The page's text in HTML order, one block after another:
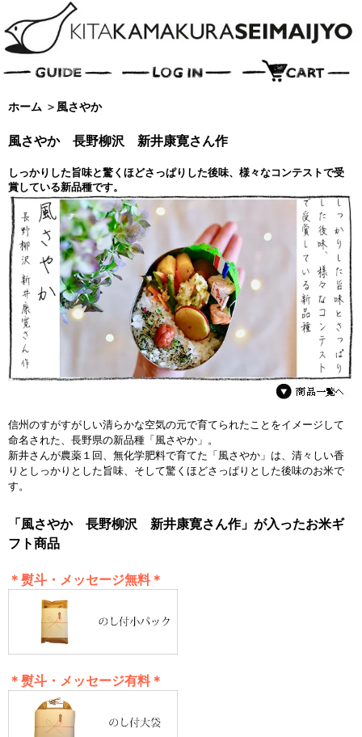
ホーム ＞ 風さやか
風さやか 長野柳沢 新井康寛さん作
しっかりした旨味と驚くほどさっぱりした後味、様々なコンテストで受
賞している新品種です。
信州のすがすがしい清らかな空気の元で育てられたことをイメージして
命名された、長野県の新品種「風さやか」。
新井さんが農薬１回、無化学肥料で育てた「風さやか」は、清々しい香
りとしっかりとした旨味、そして驚くほどさっぱりとした後味のお米で
す。
「風さやか 長野柳沢 新井康寛さん作」が入ったお米ギ
フト商品
＊熨斗・メッセージ無料＊
＊熨斗・メッセージ有料＊